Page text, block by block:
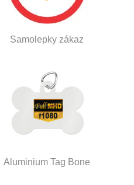
Samolepky zákaz
Aluminium Tag Bone